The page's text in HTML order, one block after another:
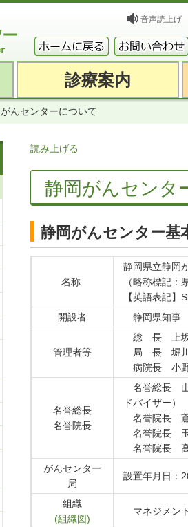
音声読上げ
診療案内
がんセンターについて
読み上げる
静岡がんセンタ
静岡がんセンター基
名称
静岡県立静岡
（略称標記：
【英語表記
開設者
静岡県知事
管理者等
総 長 上坂
局 長 堀川
病院長 小野
名誉総長
名誉院長
名誉総長 山
ドバイザー）
名誉院長 鳶
名誉院長 玉
名誉院長 高
がんセンター
局
設置年月日：
組織
(組織図)
マネジメン